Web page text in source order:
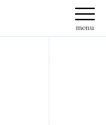
menu